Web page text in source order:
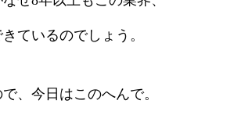
ているのでしょう。
、今日はこのへんで。